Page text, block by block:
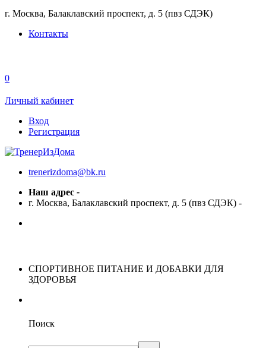
г. Москва, Балаклавский проспект, д. 5 (пвз СДЭК)
Контакты
0
Личный кабинет
Вход
Регистрация
trenerizdoma@bk.ru
Наш адрес -
г. Москва, Балаклавский проспект, д. 5 (пвз СДЭК) -
СПОРТИВНОЕ ПИТАНИЕ И ДОБАВКИ ДЛЯ
ЗДОРОВЬЯ
Поиск